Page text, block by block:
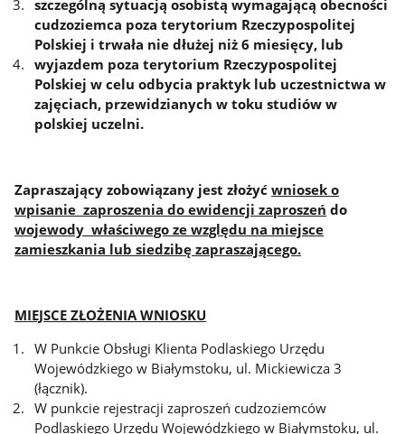
szczególną sytuacją osobistą wymagającą obecności
cudzoziemca poza terytorium Rzeczypospolitej
Polskiej i trwała nie dłużej niż 6 miesięcy, lub
wyjazdem poza terytorium Rzeczypospolitej
Polskiej w celu odbycia praktyk lub uczestnictwa w
zajęciach, przewidzianych w toku studiów w
polskiej uczelni.
Zapraszający zobowiązany jest złożyćwniosek o
wpisanie zaproszenia do ewidencji zaproszeń do
wojewody właściwego ze względu na miejsce
zamieszkania lub siedzibę zapraszającego.
MIEJSCE ZŁOŻENIA WNIOSKU
W Punkcie Obsługi Klienta Podlaskiego Urzędu
Wojewódzkiego w Białymstoku, ul. Mickiewicza 3
(łącznik).
W punkcie rejestracji zaproszeń cudzoziemców
Podlaskiego Urzędu Wojewódzkiego w Białymstoku, ul.